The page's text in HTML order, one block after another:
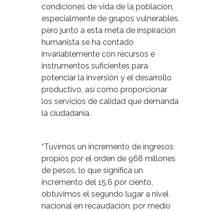
condiciones de vida de la población,
especialmente de grupos vulnerables,
pero junto a esta meta de inspiración
humanista se ha contado
invariablemente con recursos e
instrumentos suficientes para
potenciar la inversión y el desarrollo
productivo, así como proporcionar
los servicios de calidad que demanda
la ciudadanía.
“Tuvimos un incremento de ingresos
propios por el orden de 968 millones
de pesos, lo que significa un
incremento del 15.6 por ciento,
obtuvimos el segundo lugar a nivel
nacional en recaudación, por medio